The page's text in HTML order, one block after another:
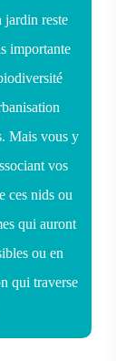
jardin reste
importante
Mais vous y
vos
ces nids ou
qui auront
ou en
qui traverse